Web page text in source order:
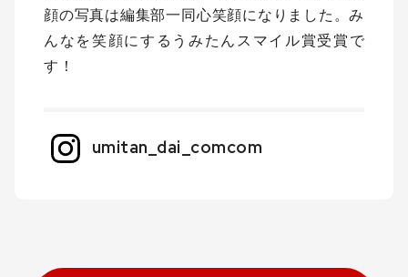
顔の写真は編集部一同心笑顔になりました。み
んなを笑顔にするうみたんスマイル賞受賞で
す！
umitan_dai_comcom